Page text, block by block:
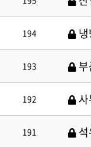
194
193
192
191